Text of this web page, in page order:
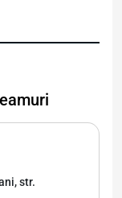
str.